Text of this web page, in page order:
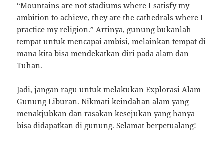
“Mountains are not stadiums where I satisfy my
ambition to achieve, they are the cathedrals where I
practice my religion.” Artinya, gunung bukanlah
tempat untuk mencapai ambisi, melainkan tempat di
mana kita bisa mendekatkan diri pada alam dan
Tuhan.
Jadi, jangan ragu untuk melakukan Explorasi Alam
Gunung Liburan. Nikmati keindahan alam yang
menakjubkan dan rasakan kesejukan yang hanya
bisa didapatkan di gunung. Selamat berpetualang!